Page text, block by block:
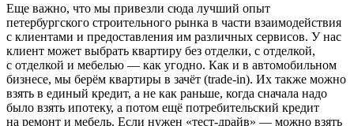
Еще важно, что мы привезли сюда лучший опыт
петербургского строительного рынка в части взаимодействия
с клиентами и предоставления им различных сервисов. У нас
клиент может выбрать квартиру без отделки, с отделкой,
с отделкой и мебелью — как угодно. Как и в автомобильном
бизнесе, мы берём квартиры в зачёт (trade-in). Их также можно
взять в единый кредит, а не как раньше, когда сначала надо
было взять ипотеку, а потом ещё потребительский кредит
на ремонт и мебель. Если нужен «тест-драйв» — можно взять